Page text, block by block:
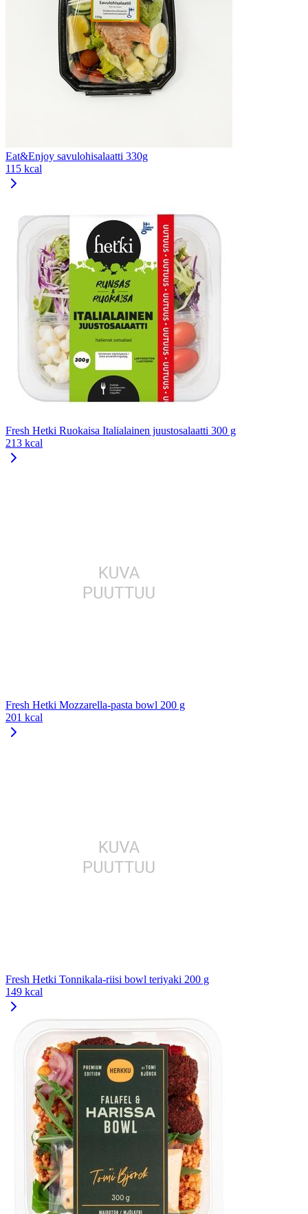
Eat&Enjoy savulohisalaatti 330g
115 kcal
Fresh Hetki Ruokaisa Italialainen juustosalaatti 300 g
213 kcal
Fresh Hetki Mozzarella-pasta bowl 200 g
201 kcal
Fresh Hetki Tonnikala-riisi bowl teriyaki 200 g
149 kcal